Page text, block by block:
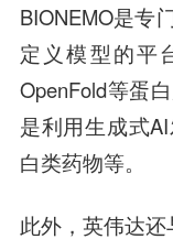
BIONEMO是专
定义模型的平
OpenFold等蛋
是利用生成式
白类药物等。
此外，英伟达